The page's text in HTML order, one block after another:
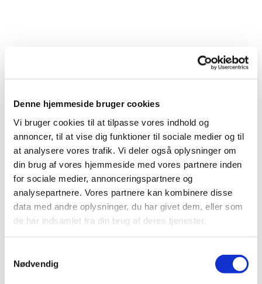
Denne hjemmeside bruger cookies
Vi bruger cookies til at tilpasse vores indhold og
annoncer, til at vise dig funktioner til sociale medier og til
at analysere vores trafik. Vi deler også oplysninger om
din brug af vores hjemmeside med vores partnere inden
for sociale medier, annonceringspartnere og
analysepartnere. Vores partnere kan kombinere disse
data med andre oplysninger, du har givet dem, eller som
de har indsamlet fra din brug af deres tjenester.
Nødvendig